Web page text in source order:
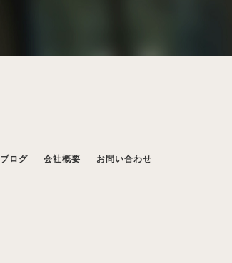
ブログ 会社概要 お問い合わせ